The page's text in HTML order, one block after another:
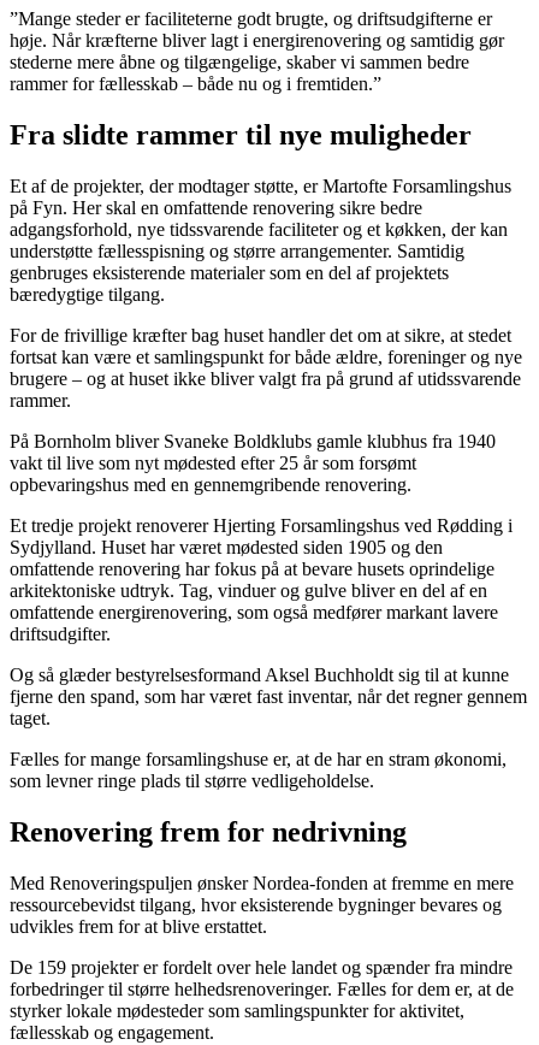
”Mange steder er faciliteterne godt brugte, og driftsudgifterne er
høje. Når kræfterne bliver lagt i energirenovering og samtidig gør
stederne mere åbne og tilgængelige, skaber vi sammen bedre
rammer for fællesskab – både nu og i fremtiden.”
Fra slidte rammer til nye muligheder
Et af de projekter, der modtager støtte, er Martofte Forsamlingshus
på Fyn. Her skal en omfattende renovering sikre bedre
adgangsforhold, nye tidssvarende faciliteter og et køkken, der kan
understøtte fællesspisning og større arrangementer. Samtidig
genbruges eksisterende materialer som en del af projektets
bæredygtige tilgang.
For de frivillige kræfter bag huset handler det om at sikre, at stedet
fortsat kan være et samlingspunkt for både ældre, foreninger og nye
brugere – og at huset ikke bliver valgt fra på grund af utidssvarende
rammer.
På Bornholm bliver Svaneke Boldklubs gamle klubhus fra 1940
vakt til live som nyt mødested efter 25 år som forsømt
opbevaringshus med en gennemgribende renovering.
Et tredje projekt renoverer Hjerting Forsamlingshus ved Rødding i
Sydjylland. Huset har været mødested siden 1905 og den
omfattende renovering har fokus på at bevare husets oprindelige
arkitektoniske udtryk. Tag, vinduer og gulve bliver en del af en
omfattende energirenovering, som også medfører markant lavere
driftsudgifter.
Og så glæder bestyrelsesformand Aksel Buchholdt sig til at kunne
fjerne den spand, som har været fast inventar, når det regner gennem
taget.
Fælles for mange forsamlingshuse er, at de har en stram økonomi,
som levner ringe plads til større vedligeholdelse.
Renovering frem for nedrivning
Med Renoveringspuljen ønsker Nordea-fonden at fremme en mere
ressourcebevidst tilgang, hvor eksisterende bygninger bevares og
udvikles frem for at blive erstattet.
De 159 projekter er fordelt over hele landet og spænder fra mindre
forbedringer til større helhedsrenoveringer. Fælles for dem er, at de
styrker lokale mødesteder som samlingspunkter for aktivitet,
fællesskab og engagement.